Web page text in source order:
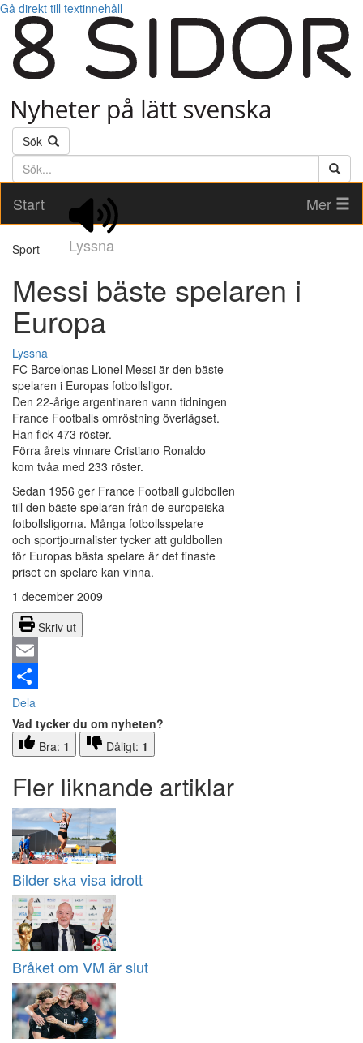
Gå direkt till textinnehåll
Sök
Söktext
Start
Lyssna
Mer
Sport
Messi bäste spelaren i
Europa
Lyssna
FC Barcelonas Lionel Messi är den bäste
spelaren i Europas fotbollsligor.
Den 22-årige argentinaren vann tidningen
France Footballs omröstning överlägset.
Han fick 473 röster.
Förra årets vinnare Cristiano Ronaldo
kom tvåa med 233 röster.
Sedan 1956 ger France Football guldbollen
till den bäste spelaren från de europeiska
fotbollsligorna. Många fotbollsspelare
och sportjournalister tycker att guldbollen
för Europas bästa spelare är det finaste
priset en spelare kan vinna.
1 december 2009
Skriv ut
Email
Dela
Vad tycker du om nyheten?
Bra: 1 Dåligt: 1
Fler liknande artiklar
Bilder ska visa idrott
Bråket om VM är slut